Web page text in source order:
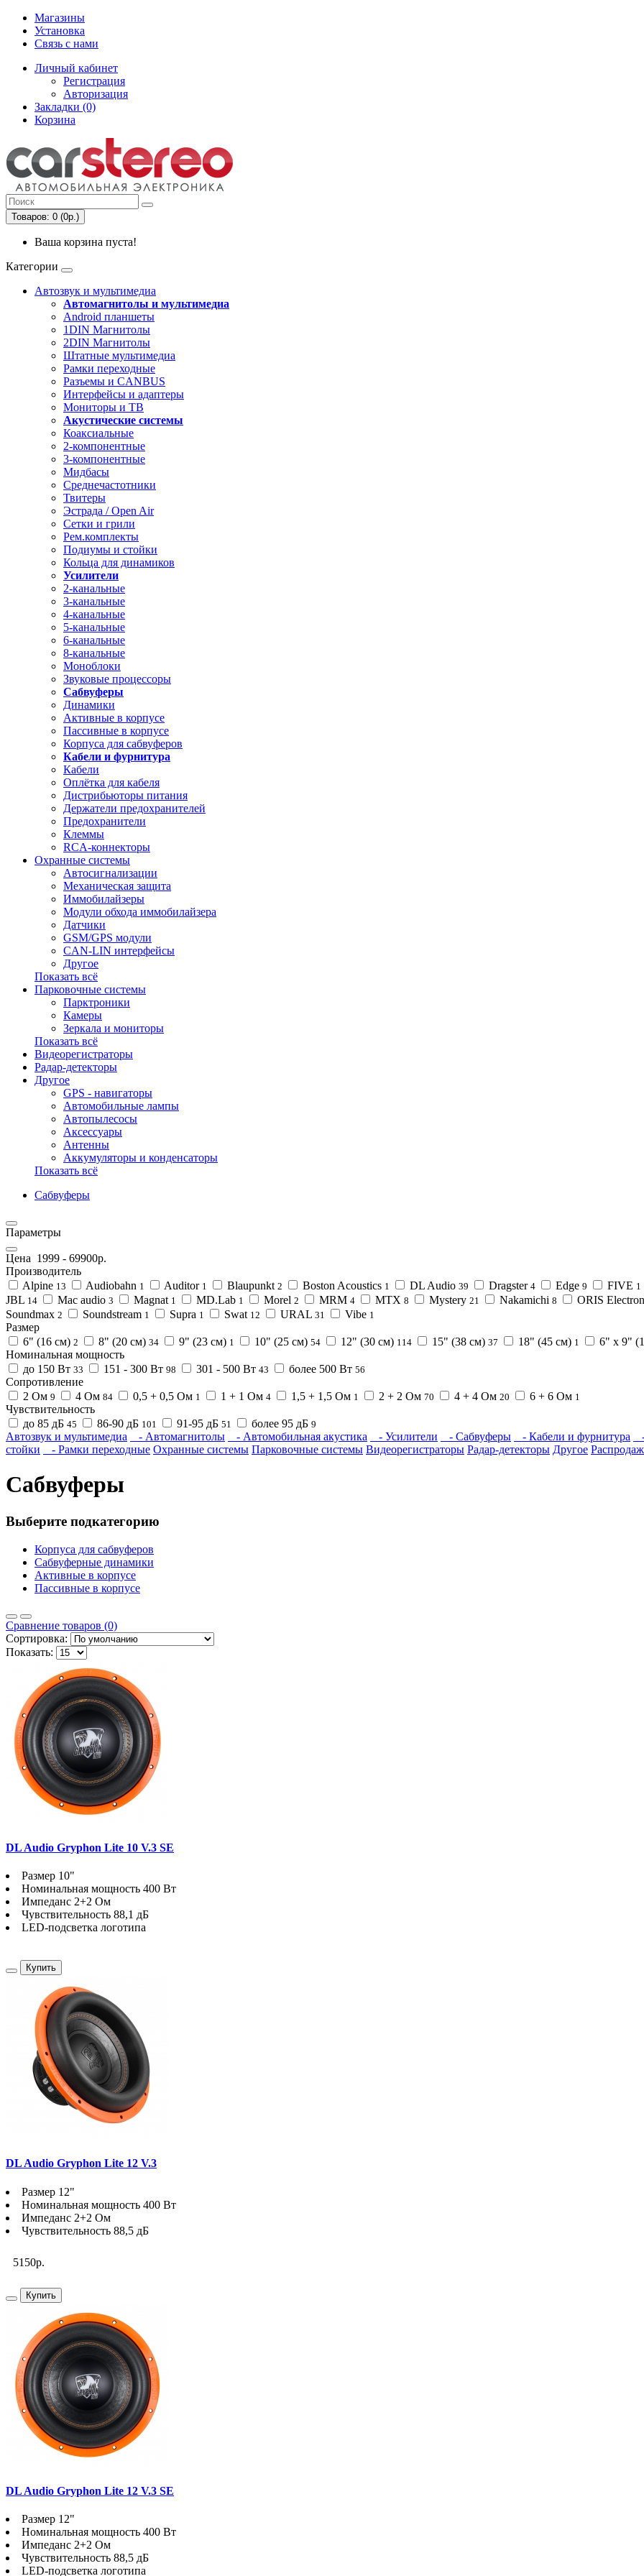
Магазины
Установка
Связь с нами
Личный кабинет
Регистрация
Авторизация
Закладки (0)
Корзина
Товаров: 0 (0р.)
Ваша корзина пуста!
Категории
Автозвук и мультимедиа
Автомагнитолы и мультимедиа
Android планшеты
1DIN Магнитолы
2DIN Магнитолы
Штатные мультимедиа
Рамки переходные
Разъемы и CANBUS
Интерфейсы и адаптеры
Мониторы и ТВ
Акустические системы
Коаксиальные
2-компонентные
3-компонентные
Мидбасы
Среднечастотники
Твитеры
Эстрада / Open Air
Сетки и грили
Рем.комплекты
Подиумы и стойки
Кольца для динамиков
Усилители
2-канальные
3-канальные
4-канальные
5-канальные
6-канальные
8-канальные
Моноблоки
Звуковые процессоры
Сабвуферы
Динамики
Активные в корпусе
Пассивные в корпусе
Корпуса для сабвуферов
Кабели и фурнитура
Кабели
Оплётка для кабеля
Дистрибьюторы питания
Держатели предохранителей
Предохранители
Клеммы
RCA-коннекторы
Охранные системы
Автосигнализации
Механическая защита
Иммобилайзеры
Модули обхода иммобилайзера
Датчики
GSM/GPS модули
CAN-LIN интерфейсы
Другое
Показать всё
Парковочные системы
Парктроники
Камеры
Зеркала и мониторы
Показать всё
Видеорегистраторы
Радар-детекторы
Другое
GPS - навигаторы
Автомобильные лампы
Автопылесосы
Аксессуары
Антенны
Аккумуляторы и конденсаторы
Показать всё
Сабвуферы
Параметры
Цена 1999 - 69900р.
Производитель
Alpine 13 Audiobahn 1 Auditor 1 Blaupunkt 2 Boston Acoustics 1 DL Audio 39 Dragster 4 Edge 9 FIVE 1
JBL 14 Mac audio 3 Magnat 1 MD.Lab 1 Morel 2 MRM 4 MTX 8 Mystery 21 Nakamichi 8 ORIS
Soundmax 2 Soundstream 1 Supra 1 Swat 12 URAL 31 Vibe 1
Размер
6" (16 см) 2 8" (20 см) 34 9" (23 см) 1 10" (25 см) 54 12" (30 см) 114 15" (38 см) 37 18" (45 см) 1 6" х 9"
Номинальная мощность
до 150 Вт 33 151 - 300 Вт 98 301 - 500 Вт 43 более 500 Вт 56
Сопротивление
2 Ом 9 4 Ом 84 0,5 + 0,5 Ом 1 1 + 1 Ом 4 1,5 + 1,5 Ом 1 2 + 2 Ом 70 4 + 4 Ом 20 6 + 6 Ом 1
Чувствительность
до 85 дБ 45 86-90 дБ 101 91-95 дБ 51 более 95 дБ 9
Автозвук и мультимедиа - Автомагнитолы - Автомобильная акустика - Усилители - Сабвуферы - Кабели и фурнитура
стойки
- Рамки переходные Охранные системы Парковочные системы Видеорегистраторы Радар-детекторы Другое
Сабвуферы
Выберите подкатегорию
Корпуса для сабвуферов
Сабвуферные динамики
Активные в корпусе
Пассивные в корпусе
Сравнение товаров (0)
Сортировка:
Показать:
DL Audio Gryphon Lite 10 V.3 SE
Размер 10"
Номинальная мощность 400 Вт
Импеданс 2+2 Ом
Чувствительность 88,1 дБ
LED-подсветка логотипа
Купить
DL Audio Gryphon Lite 12 V.3
Размер 12"
Номинальная мощность 400 Вт
Импеданс 2+2 Ом
Чувствительность 88,5 дБ
5150р.
Купить
DL Audio Gryphon Lite 12 V.3 SE
Размер 12"
Номинальная мощность 400 Вт
Импеданс 2+2 Ом
Чувствительность 88,5 дБ
LED-подсветка логотипа